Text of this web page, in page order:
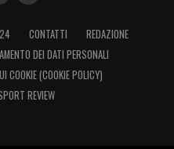
CONTATTI
REDAZIONE
DEI DATI PERSONALI
COOKIE (COOKIE POLICY)
REVIEW